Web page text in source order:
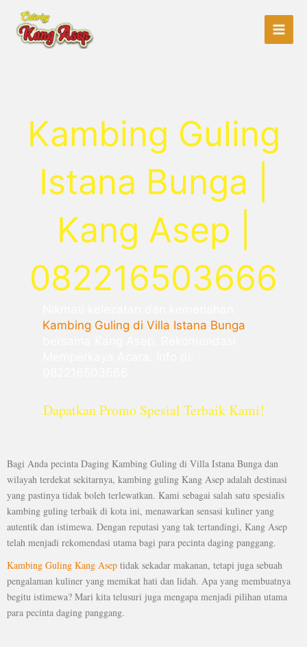
konten
Kambing Guling
Istana Bunga |
Kang Asep |
082216503666
Kambing Guling di Villa Istana Bunga
Dapatkan Promo Spesial Terbaik Kami!
Bagi Anda pecinta Daging Kambing Guling di Villa Istana Bunga dan
wilayah terdekat sekitarnya, kambing guling Kang Asep adalah destinasi
yang pastinya tidak boleh terlewatkan. Kami sebagai salah satu spesialis
kambing guling terbaik di kota ini, menawarkan sensasi kuliner yang
autentik dan istimewa. Dengan reputasi yang tak tertandingi, Kang Asep
telah menjadi rekomendasi utama bagi para pecinta daging panggang.
Kambing Guling Kang Asep tidak sekadar makanan, tetapi juga sebuah
pengalaman kuliner yang memikat hati dan lidah. Apa yang membuatnya
begitu istimewa? Mari kita telusuri juga mengapa menjadi pilihan utama
para pecinta daging panggang.